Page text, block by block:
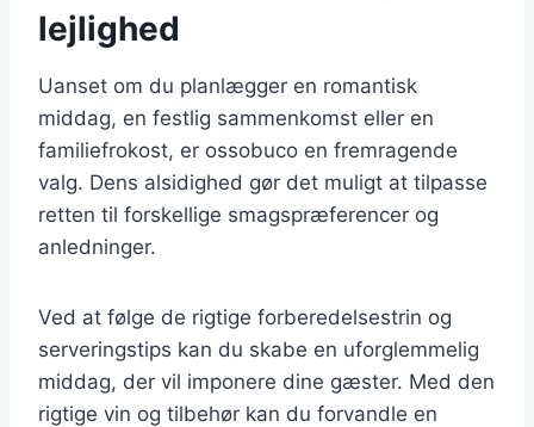
lejlighed
Uanset om du planlægger en romantisk
middag, en festlig sammenkomst eller en
familiefrokost, er ossobuco en fremragende
valg. Dens alsidighed gør det muligt at tilpasse
retten til forskellige smagspræferencer og
anledninger.
Ved at følge de rigtige forberedelsestrin og
serveringstips kan du skabe en uforglemmelig
middag, der vil imponere dine gæster. Med den
rigtige vin og tilbehør kan du forvandle en